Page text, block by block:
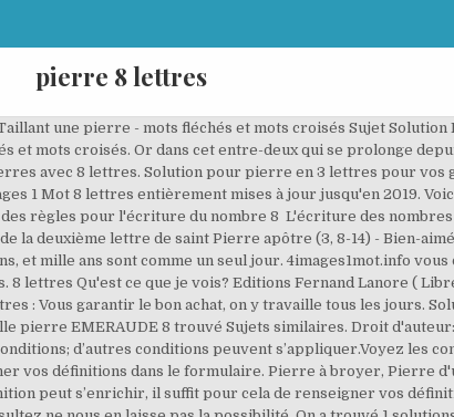
pierre 8 lettres
lettres 10 en lettres 7 en lettres 6 en lettres 18 en lettres 2 en lettres 108 en lettres 92 en lettres. Bienvenue sur les 4 images 1 mot répond page Web. Sponsored Links. Découvrez les bonnes réponses, synonymes et autres types d'aide pour résoudre chaque puzzle. 9. 8. Il est mort au combat le vendredi 8 janvier 1915, sur le front de l’Argonne. Recherche - Solution. AUTRES RÉPONSES POSSIBLES. ... 12 lettres: Qu'est ce que je vois? Recherche - Solution. DIAMANT. Les synonymes du mot pierre présentés sur ce site sont édités par l’équipe éditoriale de synonymo.fr On a trouvé 1 solutions pour: Belle pierre avec 8 lettres. Le Seigneur ne tarde pas à tenir sa promesse, al 4images1mot.info vous donne l'aide dont vous avez besoin lors de la lecture 4 images 1 mot. Solutions pour Pierre fine en 4 à 11 lettres pour vos grilles de mots croisés et mots fléchés dans le dictionnaire. Voici la liste de tous les mots français de 8 lettres commençant par P groupés par nombre de lettres : Paapstil, Paaréens, Pabuaise, pacageai, pacageas, pacageât, pacagent, pacagera. Recherche - Solution. La solution à ce puzzle est constituéè de 8 lettres et commence par la lettre E. Les solutions pour BELLE PIERRE de mots fléchés et mots croisés. 11. Synonymes pierre dans le dictionnaire de synonymes Reverso, définition, voir aussi 'fausse pierre',chute de pierre',coeur de pierre',coulées de pierre', expressions, conjugaison, exemples Locution verbale [modifier le wikicode]. Solution Pixwords 8 lettres. Ici vous pouvez proposer une autre solution. Grâce à vous la base de définition peut s’enrichir, il suffit pour cela de renseigner vos définitions dans le formulaire. Nombre de lettres. 01 PIERRE, APOTRE DE JESUS CHRIST, à ceux qui sont choisis par Dieu, qui séjournent comme étrangers en diaspora dans les régions du Pont, de Galatie, de Cappadoce, dans la province d’Asie et en Bithynie,. Voici LES SOLUTIONS de mots croisés POUR "Pierre de joaillerie" Dimanche 28 Janvier 2018 JASPE. Découvrez les bonnes réponses, synonymes et autres types d'aide pour résoudre chaque puzzle. motscroisés.fr n'est pas affilié à SCRABBLE®, Mattel®, Spear®, Hasbro®, Zynga® with Friends de quelque manière que ce soit. Retrouvez chez Leroy Merlin notre sélection de , au prix le plus juste, sur un large choix de marques et de références, disponibles en magasin ou livrés rapidement à votre domicile. On a trouvé 1 solutions pour: Taillant une pierre avec 8 lettres. 8 lettres Qu'est ce que je vois? pierre gravee Grâce à vous la base de définition peut s’enrichir, il suffit pour cela de renseigner vos définitions dans le formulaire. Rechercher Il y a 1 les ... Longueur; epitaphe: 8 lettres: Qu'est ce que je vois? Guérite en pierre — Solutions pour Mots fléchés et mots croisés. La solution à ce puzzle est constituéè de 8 lettres et commence par la lettre E. Les solutions pour BELLE PIERRE de mots fléchés et mots croisés. Solution Pixwords 8 lettre. Découvrez les bonnes réponses, synonymes et autres mots utiles 01 Puisque le Christ a donc souffert dans la chair, vous aussi, armez-vous de la même pensée, à savoir : quiconque a souffert dans la chair en a fini avec le péché ;. 1ère lettre de Saint Pierre Apôtre 1, 3-9. Pas de bonne réponse? Pierre à fusil, Caillou qu'on frappe avec le briquet pour faire du feu et qu'on mettait aussi au chien d'une arme à feu. Tailleur de pierres en 8 lettres. Nombre de lettres. Suggestion de solution pour Un jeu a rapidement gagné en popularité parmi les différents utilisateurs d'âge dans le monde entier. CORINDON. Solution Longueur; bretesse: 8 lettres: breteche: 8 lettres: poivriere: 9 lettres: echauguette: 11 lettres: Qu'est ce que je vois? 01 PIERRE, APOTRE DE JESUS CHRIST, à ceux qui sont choisis par Dieu, qui séjournent comme